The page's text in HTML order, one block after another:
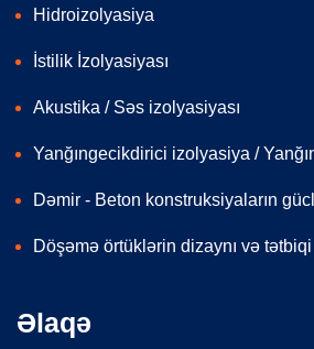
Hidroizolyasiya
İstilik İzolyasiyası
Akustika / Səs izolyasiyası
Yanğıngecikdirici izolyasiya /
Dəmir - Beton konstruksiyaların
Döşəmə örtüklərin dizaynı və tətbiqi
Əlaqə